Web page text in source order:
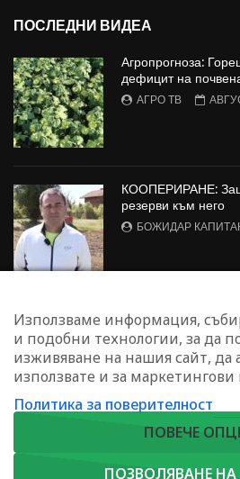
ПОСЛЕДНИ ВИДЕА
Агропрогноза:
дефицит на
АГРО ТВ
КООПЕРИРАНЕ:
резерви към него
БОЖИДАР
Агрофорум:
пазарен натиск
черната златка
АГРО ТВ
Използваме информация,
и подобни технологии, за да
изживяване на нашия сайт, да
използвате и за маркетингови
Политика за поверителност
ПОВЕЧЕ
ПОЗВОЛЯВАНЕ НА
ЗАПИШЕТЕ СЕ ЗА